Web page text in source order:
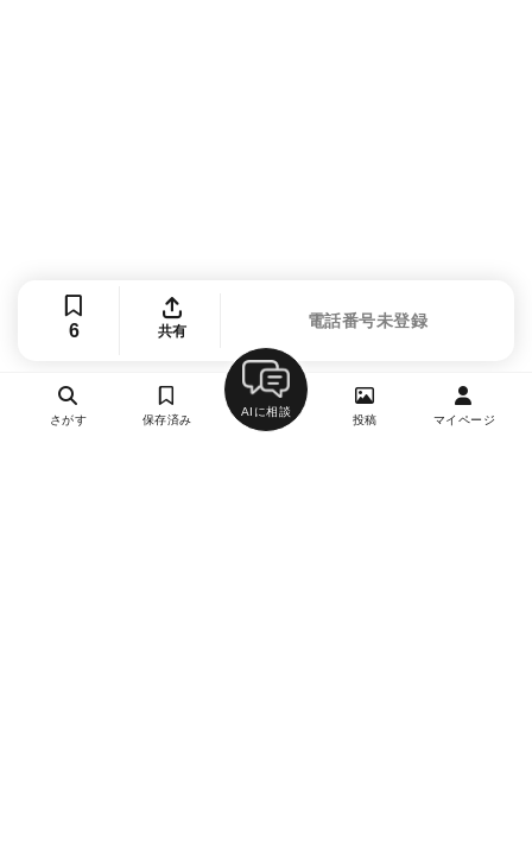
6 共有
電話番号未登録
さがす 保存済み
AIに相談
投稿 マイページ